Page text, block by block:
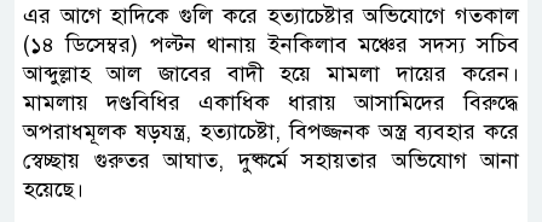
এর আগে হাদিকে গুলি করে হত্যাচেষ্টার অভিযোগে গতকাল
(১৪ ডিসেম্বর) পল্টন থানায় ইনকিলাব মঞ্চের সদস্য সচিব
আব্দুল্লাহ আল জাবের বাদী হয়ে মামলা দায়ের করেন।
মামলায় দণ্ডবিধির একাধিক ধারায় আসামিদের বিরুদ্ধে
অপরাধমূলক ষড়যন্ত্র, হত্যাচেষ্টা, বিপজ্জনক অস্ত্র ব্যবহার করে
স্বেচ্ছায় গুরুতর আঘাত, দুষ্কর্মে সহায়তার অভিযোগ আনা
হয়েছে।